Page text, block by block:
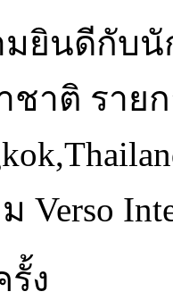
ยินดีกับนั
าติ รายก
Verso
รั้ง